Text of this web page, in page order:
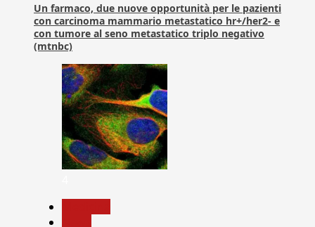
Un farmaco, due nuove opportunità per le pazienti
con carcinoma mammario metastatico hr+/her2- e
con tumore al seno metastatico triplo negativo
(mtnbc)